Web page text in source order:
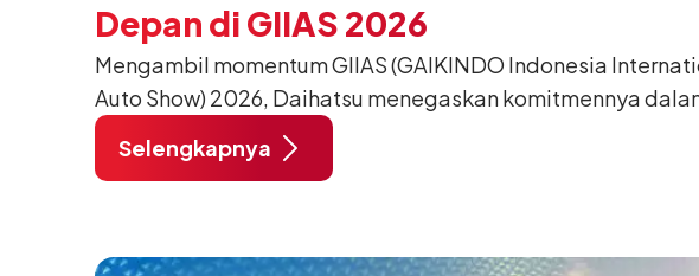
Depan di GIIAS 2026
Mengambil momentum GIIAS (GAIKINDO Indonesia
Auto Show) 2026, Daihatsu menegaskan komitmennya
meningkatkan kualitas SDM (Sumber Daya Manusia) melalui
pendidikan vokasi bertema “Bersama Sahabat Membangun
pada 5 Agustus 2026.
Selengkapnya